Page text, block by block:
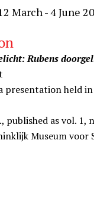
March - 4 June
Rubens
presentation held
published as vol.
Museum voor